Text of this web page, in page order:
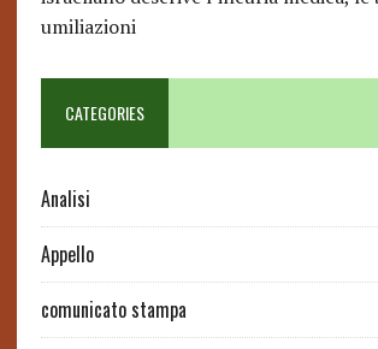
umiliazioni
CATEGORIES
Analisi
Appello
comunicato stampa